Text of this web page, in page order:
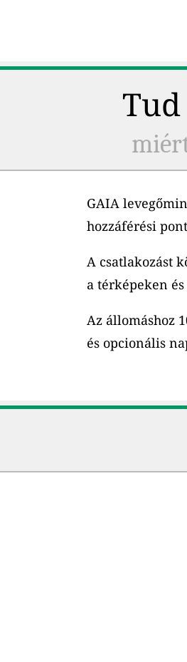
GAIA
hozzáférési
A csatlakozást
a térképeken
Az állomáshoz
és opcionális